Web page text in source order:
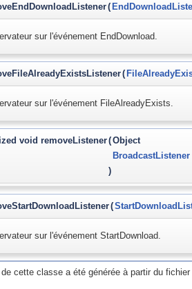
(
sur l'événement EndDownload.
(
sur l'événement FileAlreadyExists.
void removeListener(Object
BroadcastListener
)
(
sur l'événement StartDownload.
cette classe a été générée à partir du